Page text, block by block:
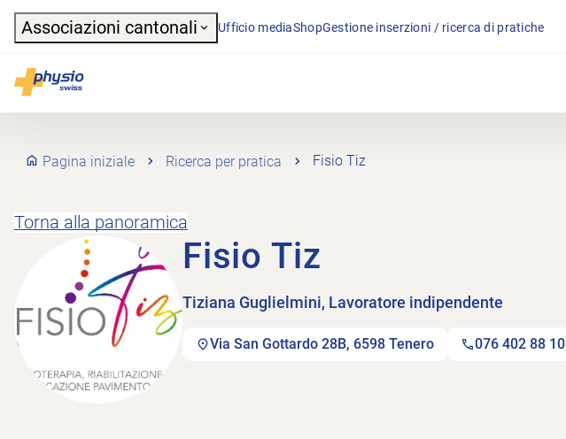
Header
Associazioni cantonali Ufficio mediaShopGestione inserzioni / ricerca di pratiche
Physioswiss
Navigazione principale
Pagina iniziale Ricerca per pratica Fisio Tiz
Torna alla panoramica
Fisio Tiz
Tiziana Guglielmini, Lavoratore indipendente
Via San Gottardo 28B, 6598 Tenero 076 402 88 10